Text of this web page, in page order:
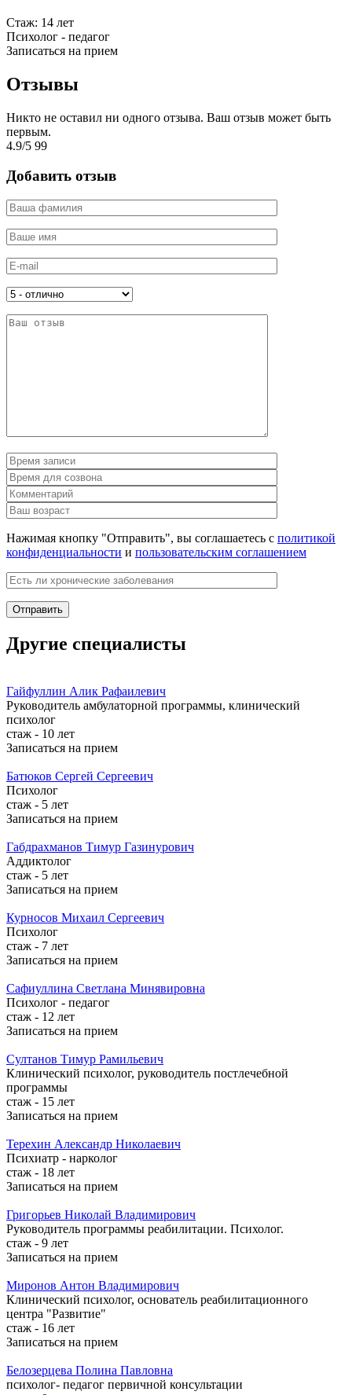
Cтаж: 14 лет
Психолог - педагог
Записаться на прием
Отзывы
Никто не оставил ни одного отзыва. Ваш отзыв может быть
первым.
4.9/5 99
Добавить отзыв
Нажимая кнопку "Отправить", вы соглашаетесь с политикой
конфиденциальности и пользовательским соглашением
Другие специалисты
Гайфуллин Алик Рафаилевич
Руководитель амбулаторной программы, клинический
психолог
стаж - 10 лет
Записаться на прием
Батюков Сергей Сергеевич
Психолог
стаж - 5 лет
Записаться на прием
Габдрахманов Тимур Газинурович
Аддиктолог
стаж - 5 лет
Записаться на прием
Курносов Михаил Сергеевич
Психолог
стаж - 7 лет
Записаться на прием
Сафиуллина Светлана Минявировна
Психолог - педагог
стаж - 12 лет
Записаться на прием
Султанов Тимур Рамильевич
Клинический психолог, руководитель постлечебной
программы
стаж - 15 лет
Записаться на прием
Терехин Александр Николаевич
Психиатр - нарколог
стаж - 18 лет
Записаться на прием
Григорьев Николай Владимирович
Руководитель программы реабилитации. Психолог.
стаж - 9 лет
Записаться на прием
Миронов Антон Владимирович
Клинический психолог, основатель реабилитационного
центра "Развитие"
стаж - 16 лет
Записаться на прием
Белозерцева Полина Павловна
психолог- педагог первичной консультации